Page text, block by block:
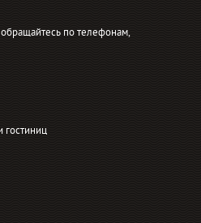
по телефонам,
гостиниц